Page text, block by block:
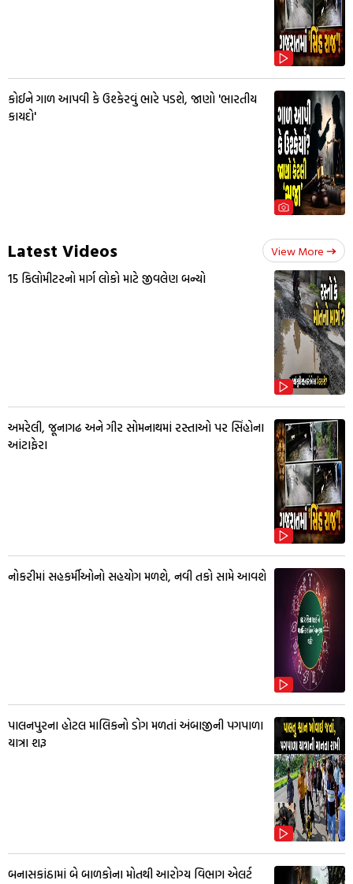
કોઈને ગાળ આપવી કે ઉશ્કેરવું ભારે પડશે, જાણો 'ભારતીય
કાયદો'
Latest Videos View More
15 કિલોમીટરનો માર્ગ લોકો માટે જીવલેણ બન્યો
અમરેલી, જૂનાગઢ અને ગીર સોમનાથમાં રસ્તાઓ પર સિંહોના
આંટાફેરા
નોકરીમાં સહકર્મીઓનો સહયોગ મળશે, નવી તકો સામે આવશે
પાલનપુરના હોટલ માલિકનો ડોગ મળતાં અંબાજીની પગપાળા
યાત્રા શરૂ
બનાસકાંઠામાં બે બાળકોના મોતથી આરોગ્ય વિભાગ એલર્ટ